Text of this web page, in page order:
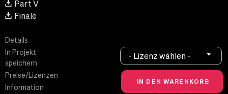
Part V
Finale
Details
In Projekt
speichern
Preise/Lizenzen
Information
- Lizenz wählen -